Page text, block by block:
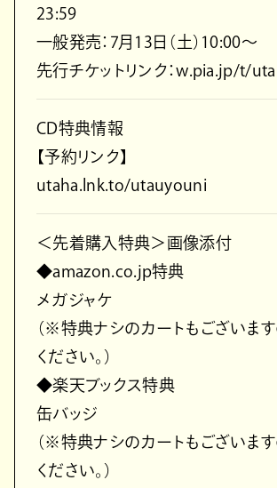
23:59
一般発売：7月13日（土）10:00〜
先行チケットリンク：w.pia.jp/t/
CD特典情報
【予約リンク】
utaha.lnk.to/utauyouni
＜先着購入特典＞画像添付
◆amazon.co.jp特典
メガジャケ
（※特典ナシのカートもございま
ください。）
◆楽天ブックス特典
缶バッジ
（※特典ナシのカートもございま
ください。）